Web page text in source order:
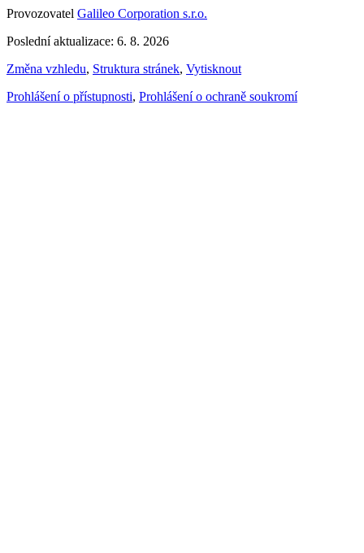
Provozovatel Galileo Corporation s.r.o.
Poslední aktualizace: 6. 8. 2026
Změna vzhledu, Struktura stránek, Vytisknout
Prohlášení o přístupnosti, Prohlášení o ochraně soukromí